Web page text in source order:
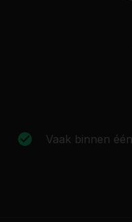
Vaak binnen